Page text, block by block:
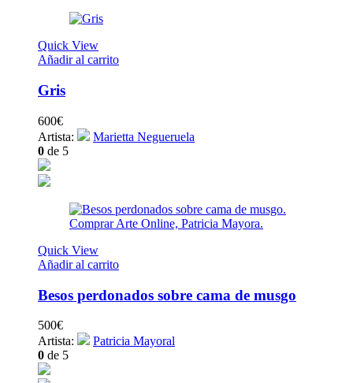
Quick View
Añadir al carrito
Gris
600€
Artista:
Marietta Negueruela
0 de 5
Quick View
Añadir al carrito
Besos perdonados sobre cama de musgo
500€
Artista:
Patricia Mayoral
0 de 5